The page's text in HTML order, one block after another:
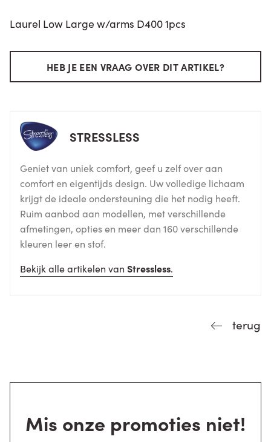
Laurel Low Large w/arms D400 1pcs
HEB JE EEN VRAAG OVER DIT ARTIKEL?
STRESSLESS
Geniet van uniek comfort, geef u zelf over aan
comfort en eigentijds design. Uw volledige lichaam
krijgt de ideale ondersteuning die het nodig heeft.
Ruim aanbod aan modellen, met verschillende
afmetingen, opties en meer dan 160 verschillende
kleuren leer en stof.
Bekijk alle artikelen van Stressless.
terug
Mis onze promoties niet!